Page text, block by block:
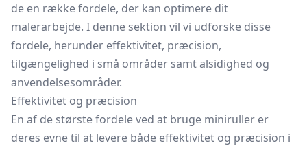
de en række fordele, der kan optimere dit
malerarbejde. I denne sektion vil vi udforske disse
fordele, herunder effektivitet, præcision,
tilgængelighed i små områder samt alsidighed og
anvendelsesområder.
Effektivitet og præcision
En af de største fordele ved at bruge miniruller er
deres evne til at levere både effektivitet og præcision i